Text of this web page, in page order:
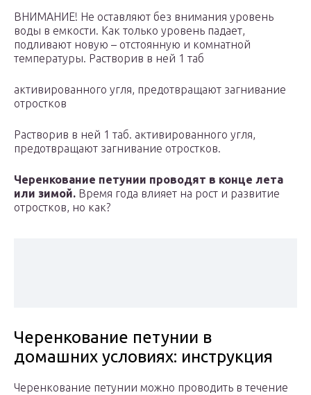
ВНИМАНИЕ! Не оставляют без внимания уровень
воды в емкости. Как только уровень падает,
подливают новую – отстоянную и комнатной
температуры. Растворив в ней 1 таб
активированного угля, предотвращают загнивание
отростков
Растворив в ней 1 таб. активированного угля,
предотвращают загнивание отростков.
Черенкование петунии проводят в конце лета
или зимой. Время года влияет на рост и развитие
отростков, но как?
Черенкование петунии в
домашних условиях: инструкция
Черенкование петунии можно проводить в течение